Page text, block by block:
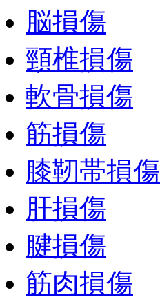
脳損傷
頸椎損傷
軟骨損傷
筋損傷
膝靭帯損傷
肝損傷
腱損傷
筋肉損傷